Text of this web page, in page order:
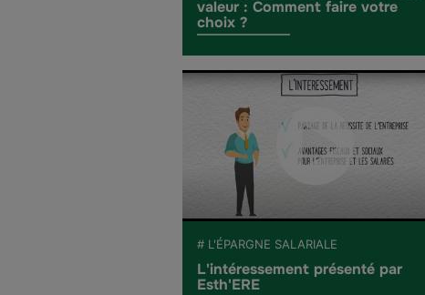
valeur : Comment faire votre
choix ?
# L'ÉPARGNE SALARIALE
L'intéressement présenté par
Esth'ERE